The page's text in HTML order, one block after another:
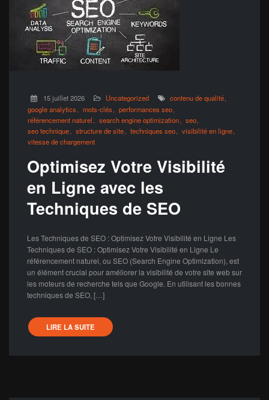
15 juillet 2026 Uncategorized
contenu de qualité
google analytics
mots-clés
performances seo
référencement naturel
search engine optimization
seo
seo technique
structure de site techniques seo
visibilité en ligne
vitesse de chargement
Optimisez Votre Visibilité
en Ligne avec les
Techniques de SEO
Les Techniques de SEO : Optimisez Votre Visibilité en Ligne Les
Techniques de SEO : Optimisez Votre Visibilité en Ligne Le
référencement naturel, ou SEO (Search Engine Optimization), est
un élément crucial pour améliorer la visibilité de votre site web sur
les moteurs de recherche tels que Google. En utilisant les bonnes
techniques de SEO, […]
LIRE LA SUITE